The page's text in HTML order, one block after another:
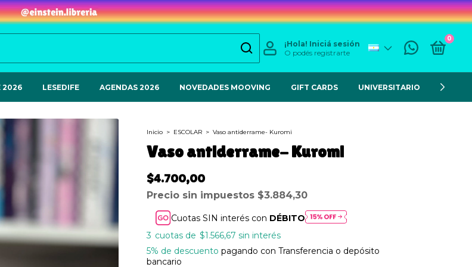
¡Hola! Iniciá sesión
O podés registrarte
0
2026 LESEDIFE AGENDAS 2026 NOVEDADES MOOVING GIFT CARDS UNIVERSITARIO
Inicio > ESCOLAR > Vaso antiderrame- Kuromi
Vaso antiderrame- Kuromi
$4.700,00
Precio sin impuestos $3.884,30
Cuotas SIN interés con DÉBITO
3
$1.566,67 sin interés
5% de descuento pagando con Transferencia o depósito
bancario